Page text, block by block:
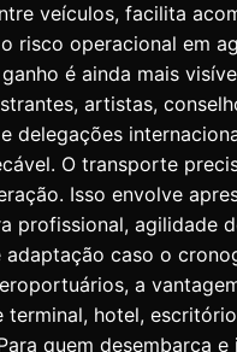
veículos, facilita
risco operacional em
é ainda mais
artistas,
delegações
O transporte
Isso envolve
profissional, agilidade
caso o
, a
terminal, hotel,
quem desembarca e